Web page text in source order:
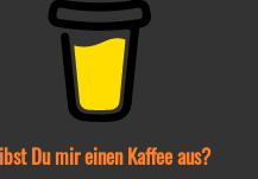
Du mir einen Kaffee aus?